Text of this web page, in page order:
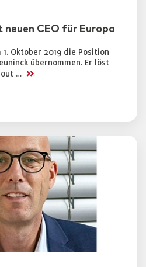
neuen CEO für Europa
Oktober 2019 die Position
übernommen. Er löst
… >>